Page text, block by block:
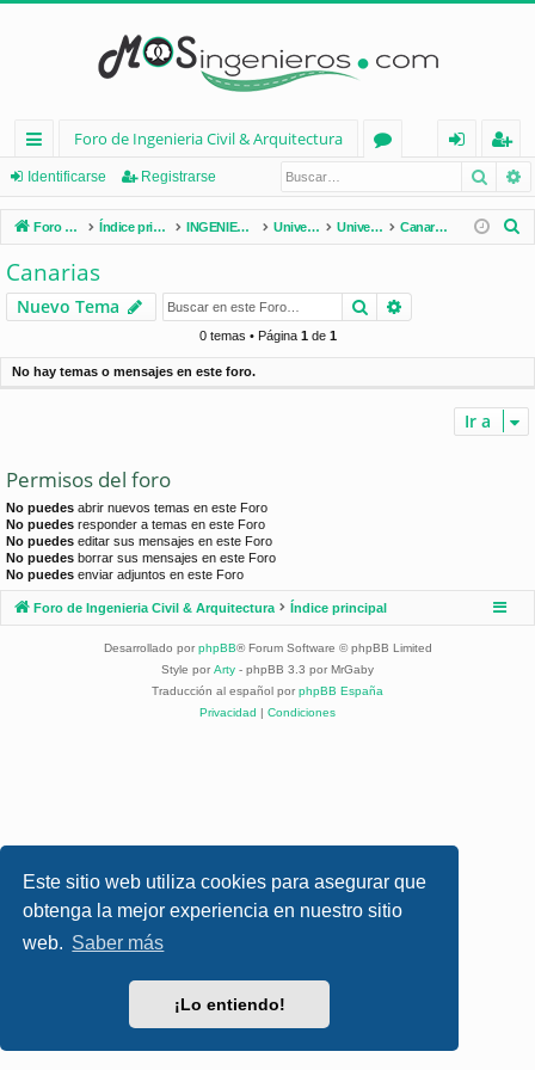
Este sitio web utiliza cookies para asegurar que
obtenga la mejor experiencia en nuestro sitio
web. Saber más
¡Lo entiendo!
nl
ac
es
rá
pi
d
Foro de Ingenieria Civil & Arquitectura
os
nt
ifi
e
eg
ist
ra
Identificarse Registrarse
Foro de Ingenieria Civil & Arquitectura Índice principal INGENIERÍA CIVIL (España) Universidades de España Universidades por Comunidades Canarias
r
Canarias
Nuevo Tema Buscar
0 temas • Página 1de 1
No hay temas o mensajes en este foro.
Ir a
Permisos del foro
No puedes abrir nuevos temas en este Foro
No puedes responder a temas en este Foro
No puedes editar sus mensajes en este Foro
No puedes borrar sus mensajes en este Foro
No puedes enviar adjuntos en este Foro
Foro de Ingenieria Civil & Arquitectura Índice principal
Desarrollado por phpBB® Forum Software © phpBB Limited
Style por Arty - phpBB 3.3 por MrGaby
Traducción al español por phpBB España
Privacidad | Condiciones